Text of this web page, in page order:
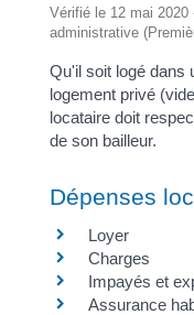
Vérifié le 12 mai 2020
administrative
Qu'il soit logé dans
logement privé
locataire doit
de son bailleur.
Dépenses
Loyer
Charges
Impayés et
Assurance